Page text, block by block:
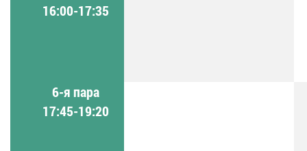
16:00-17:35
6-я пара
17:45-19:20